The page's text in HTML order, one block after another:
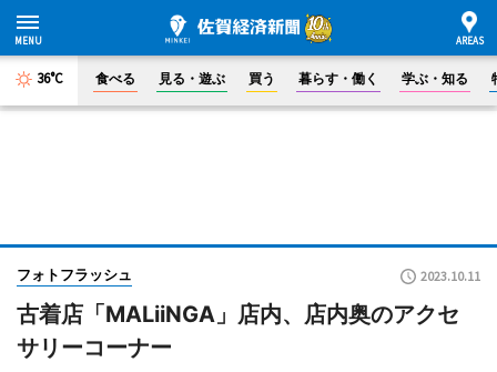
36°C 食べる 見る・遊ぶ 買う 暮らす・働く 学ぶ・知る
フォトフラッシュ 2023.10.11
古着店「MALiiNGA」店内、店内奥のアクセ
サリーコーナー